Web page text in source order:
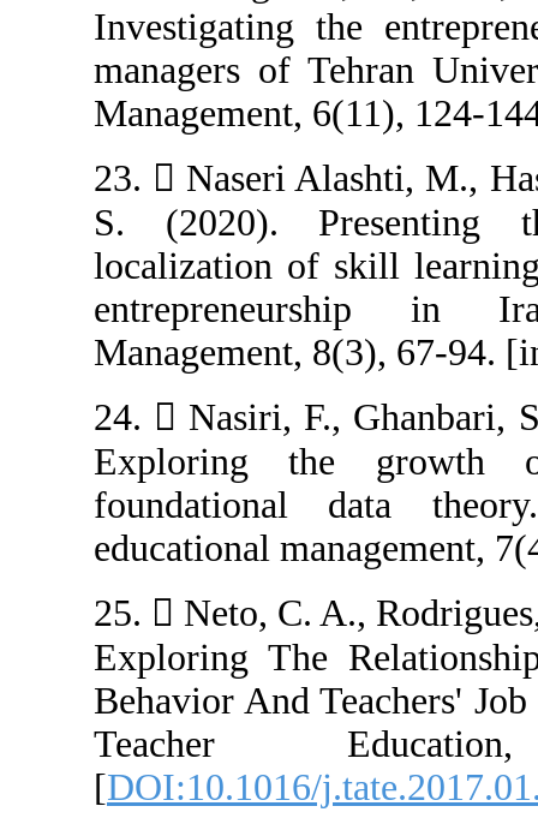
Investigating
managers of
Management,
23.  Naseri
S. (2020).
localization of
Management,
24.  Nasiri, F.,
Exploring
foundational
educational
25.  Neto, C.
Exploring The
Behavior And
Teacher
[DOI:10.1016/